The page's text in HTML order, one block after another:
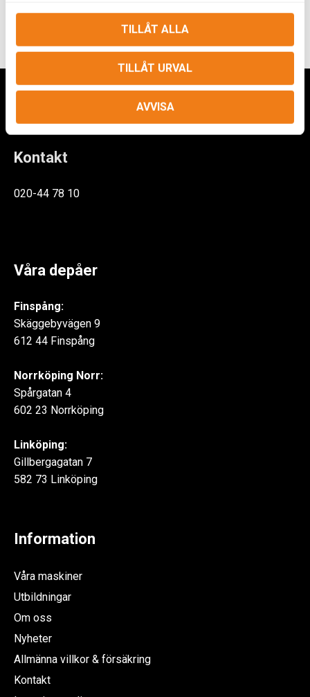
TILLÅT ALLA
TILLÅT URVAL
AVVISA
Kontakt
020-44 78 10
Våra depåer
Finspång:
Skäggebyvägen 9
612 44 Finspång
Norrköping Norr:
Spårgatan 4
602 23 Norrköping
Linköping:
Gillbergagatan 7
582 73 Linköping
Information
Våra maskiner
Utbildningar
Om oss
Nyheter
Allmänna villkor & försäkring
Kontakt